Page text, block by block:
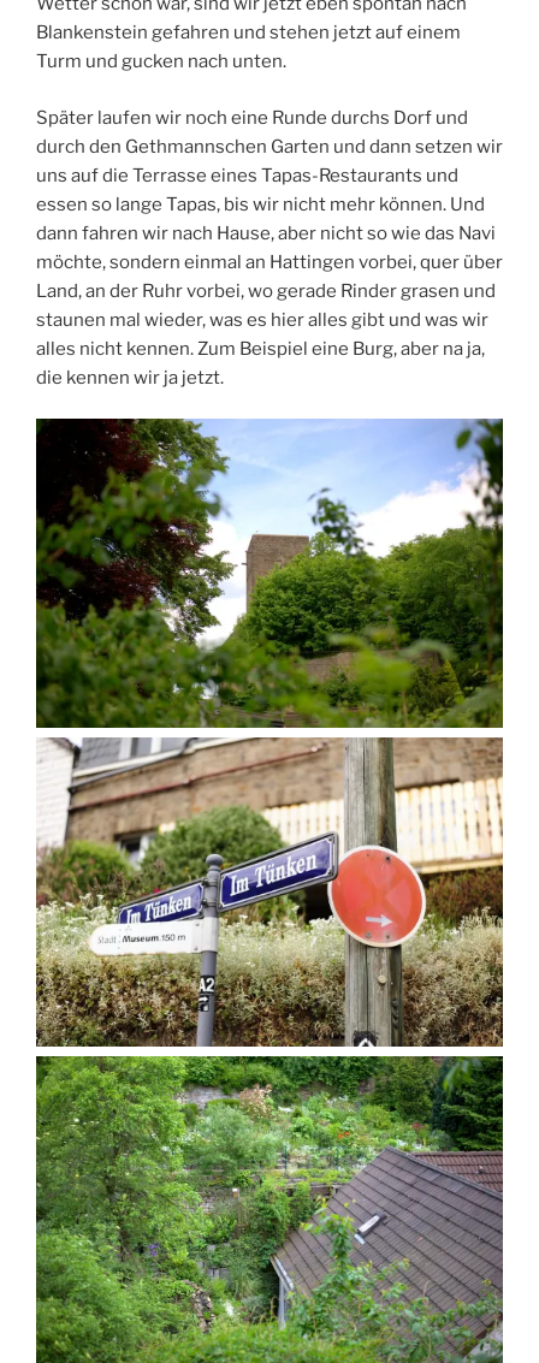
Blankenstein gefahren und stehen jetzt auf einem
Turm und gucken nach unten.
Später laufen wir noch eine Runde durchs Dorf und
durch den Gethmannschen Garten und dann setzen wir
uns auf die Terrasse eines Tapas-Restaurants und
essen so lange Tapas, bis wir nicht mehr können. Und
dann fahren wir nach Hause, aber nicht so wie das Navi
möchte, sondern einmal an Hattingen vorbei, quer über
Land, an der Ruhr vorbei, wo gerade Rinder grasen und
staunen mal wieder, was es hier alles gibt und was wir
alles nicht kennen. Zum Beispiel eine Burg, aber na ja,
die kennen wir ja jetzt.